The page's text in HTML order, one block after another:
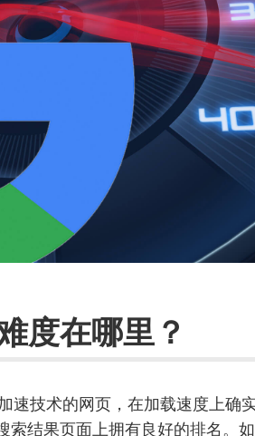
度在哪里？
速技术的网页，在加载速度上确
索结果页面上拥有良好的排名。